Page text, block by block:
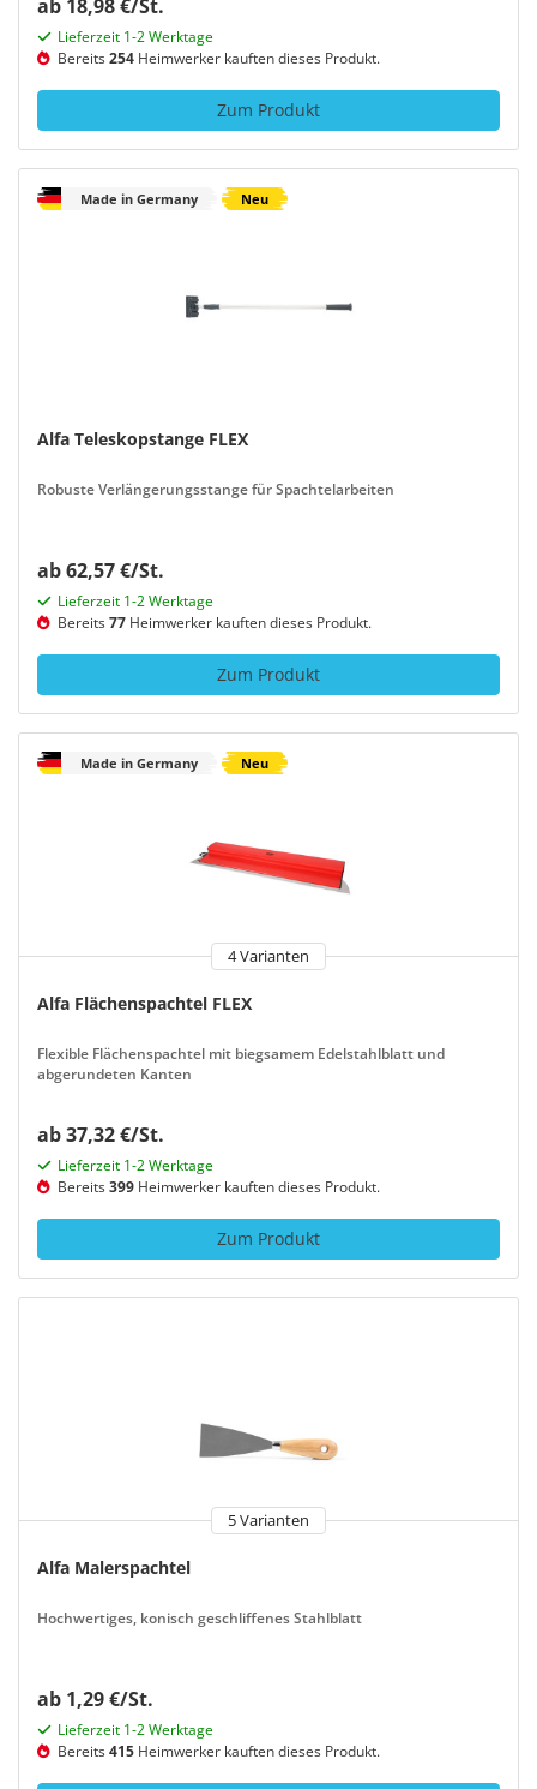
ab 18,98 €/St.
Lieferzeit 1-2 Werktage
Bereits254 Heimwerker kauften dieses Produkt.
Zum Produkt
Made in Germany Neu
Alfa Teleskopstange FLEX
Robuste Verlängerungsstange für Spachtelarbeiten
ab 62,57 €/St.
Lieferzeit 1-2 Werktage
Bereits77 Heimwerker kauften dieses Produkt.
Zum Produkt
Made in Germany Neu
4 Varianten
Alfa Flächenspachtel FLEX
Flexible Flächenspachtel mit biegsamem Edelstahlblatt und
abgerundeten Kanten
ab 37,32 €/St.
Lieferzeit 1-2 Werktage
Bereits399 Heimwerker kauften dieses Produkt.
Zum Produkt
5 Varianten
Alfa Malerspachtel
Hochwertiges, konisch geschliffenes Stahlblatt
ab 1,29 €/St.
Lieferzeit 1-2 Werktage
Bereits415 Heimwerker kauften dieses Produkt.